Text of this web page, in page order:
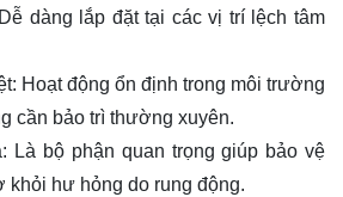
dàng lắp đặt tại các vị trí lệch tâm
Hoạt động ổn định trong môi trường
cần bảo trì thường xuyên.
Là bộ phận quan trọng giúp bảo vệ
khỏi hư hỏng do rung động.